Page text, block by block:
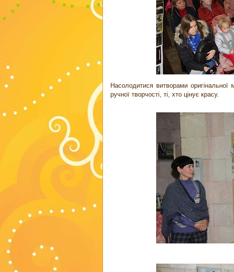
Насолодитися витворами оригінальної
ручної творчості, ті, хто цінує красу.